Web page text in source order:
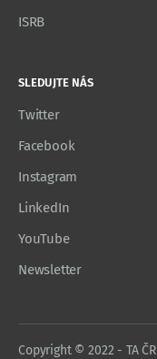
ISRB
SLEDUJTE NÁS
Twitter
Facebook
Instagram
LinkedIn
YouTube
Newsletter
Copyright © 2022 - TA ČR